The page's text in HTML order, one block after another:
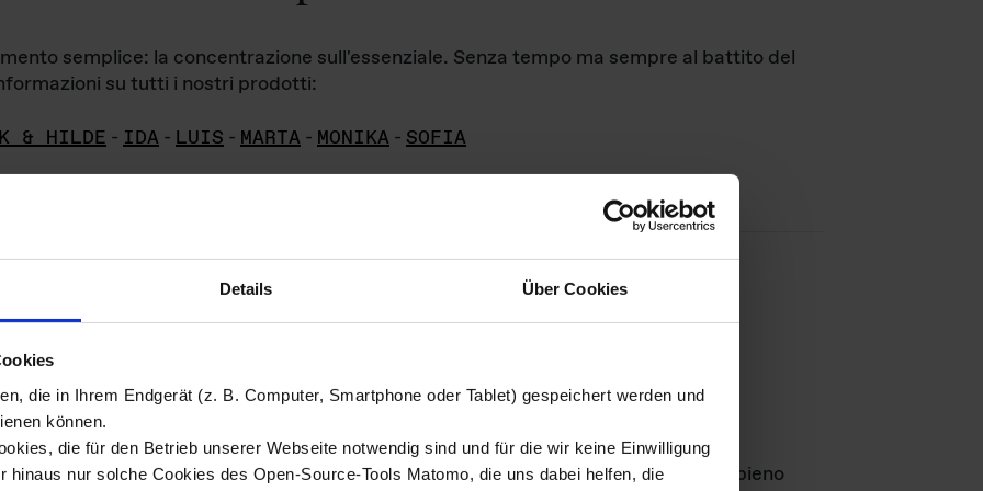
Details Über Cookies
die in Ihrem Endgerät (z. B. Computer, Smartphone oder Tablet) gespeichert werden und
können.
die für den Betrieb unserer Webseite notwendig sind und für die wir keine Einwilligung
hinaus nur solche Cookies des Open-Source-Tools Matomo, die uns dabei helfen, die
semplice: la concentrazione sull'essenziale. Senza tempo ma sempre al battito del
su tutti i nostri prodotti:
& HILDE - IDA - LUIS - MARTA - MONIKA - SOFIA
di immagini
materiale fotografico sono detenuti daDas ganze LebenGmbH e rimangono in pieno